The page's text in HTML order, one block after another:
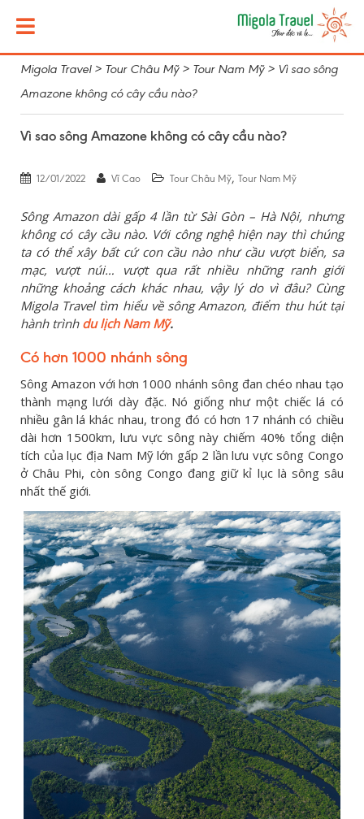
Migola Travel> Tour Châu Mỹ> Tour Nam Mỹ> Vì sao sông
Amazone không có cây cầu nào?
Vì sao sông Amazone không có cây cầu nào?
12/01/2022 Vĩ Cao Tour Châu Mỹ, Tour Nam Mỹ
Sông Amazondài gấp 4 lần từ Sài Gòn – Hà Nội, nhưng
không có câycầu nào. Với công nghệ hiện nay thì chúng
ta có thể xây bất cứ con cầu nào như cầu vượt biển, sa
mạc, vượt núi… vượt qua rất nhiều những ranh giới
những khoảngcách khác nhau, vậy lý do vì đâu? Cùng
Migola Travel tìm hiểu về sông Amazon, điểm thu hút tại
hành trình du lịch Nam Mỹ.
Có hơn 1000 nhánh sông
Sông Amazon với hơn 1000 nhánh sông đan chéo nhau tạo
thành mạng lưới dày đặc. Nó giống như một chiếc lá có
nhiều gân lá khác nhau, trong đó có hơn 17 nhánh có chiều
dài hơn 1500km, lưu vực sông này chiếm 40% tổng diện
tích của lục địa Nam Mỹ lớn gấp 2 lần lưu vực sông Congo
ở Châu Phi, còn sông Congo đang giữ kỉ lục là sông sâu
nhất thế giới.